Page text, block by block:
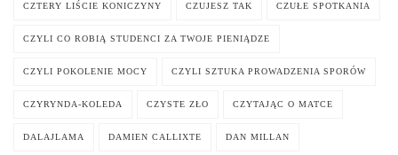
CZTERY LIŚCIE KONICZYNY CZUJESZ TAK CZUŁE SPOTKANIA
CZYLI CO ROBIĄ STUDENCI ZA TWOJE PIENIĄDZE
CZYLI POKOLENIE MOCY CZYLI SZTUKA PROWADZENIA SPORÓW
CZYRYNDA-KOLEDA CZYSTE ZŁO CZYTAJĄC O MATCE
DALAJLAMA DAMIEN CALLIXTE DAN MILLAN